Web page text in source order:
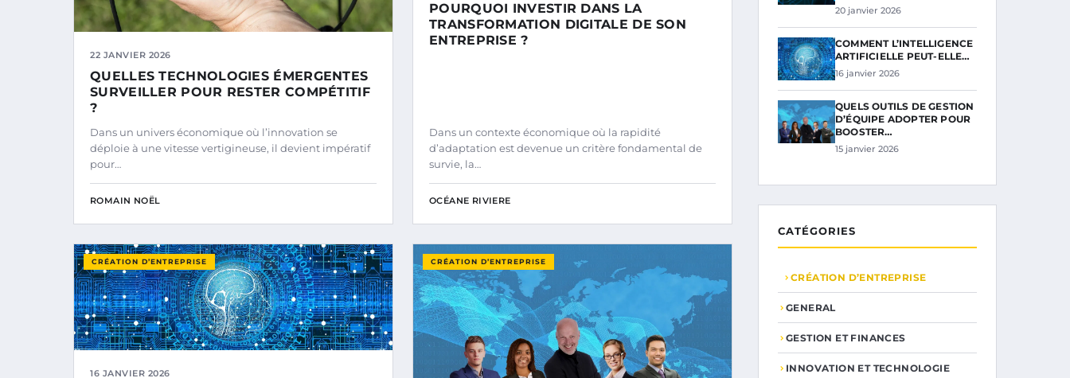
22 JANVIER 2026
QUELLES TECHNOLOGIES ÉMERGENTES
SURVEILLER POUR RESTER COMPÉTITIF
?
Dans un univers économique où l’innovation se
déploie à une vitesse vertigineuse, il devient impératif
pour…
ROMAIN NOËL
POURQUOI INVESTIR DANS LA
TRANSFORMATION DIGITALE DE SON
ENTREPRISE ?
Dans un contexte économique où la rapidité
d’adaptation est devenue un critère fondamental de
survie, la…
OCÉANE RIVIERE
CRÉATION D’ENTREPRISE
16 JANVIER 2026
CRÉATION D’ENTREPRISE
20 janvier 2026
COMMENT L’INTELLIGENCE
ARTIFICIELLE PEUT-ELLE…
16 janvier 2026
QUELS OUTILS DE GESTION
D’ÉQUIPE ADOPTER POUR
BOOSTER…
15 janvier 2026
CATÉGORIES
CRÉATION D’ENTREPRISE
GENERAL
GESTION ET FINANCES
INNOVATION ET TECHNOLOGIE